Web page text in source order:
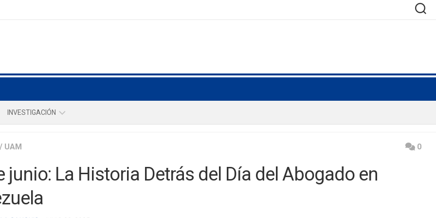
INVESTIGACIÓN
REVISTAS
REPOSITORIO
/ UAM 0
junio: La Historia Detrás del Día del Abogado en